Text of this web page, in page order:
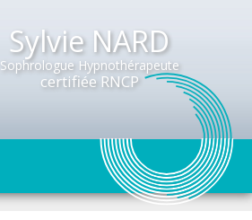
Sylvie NARD
Sophrologue Hypnothérapeute
certifiée RNCP